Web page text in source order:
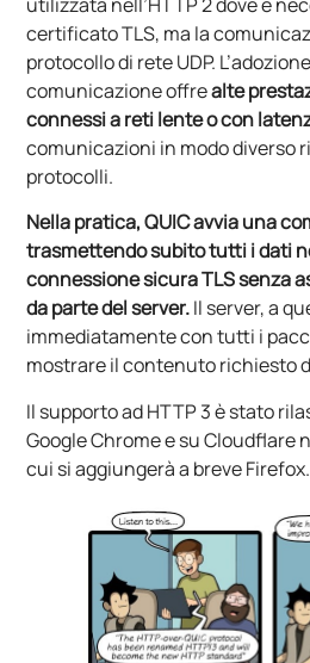
certificato TLS, ma la
protocollo di rete UDP.
comunicazione offrealte
connessi a reti lente o con
comunicazioni in modo diverso
protocolli.
Nella pratica, QUIC avvia una
trasmettendo subito tutti i dati
connessione sicura TLS senza
da parte del server.Il server, a
immediatamente con tutti i
mostrare il contenuto richiesto
Il supporto ad HTTP 3 è stato
Google Chrome e su Cloudflare
cui si aggiungerà a breve Firefox.